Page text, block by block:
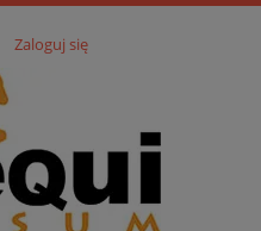
Zaloguj się